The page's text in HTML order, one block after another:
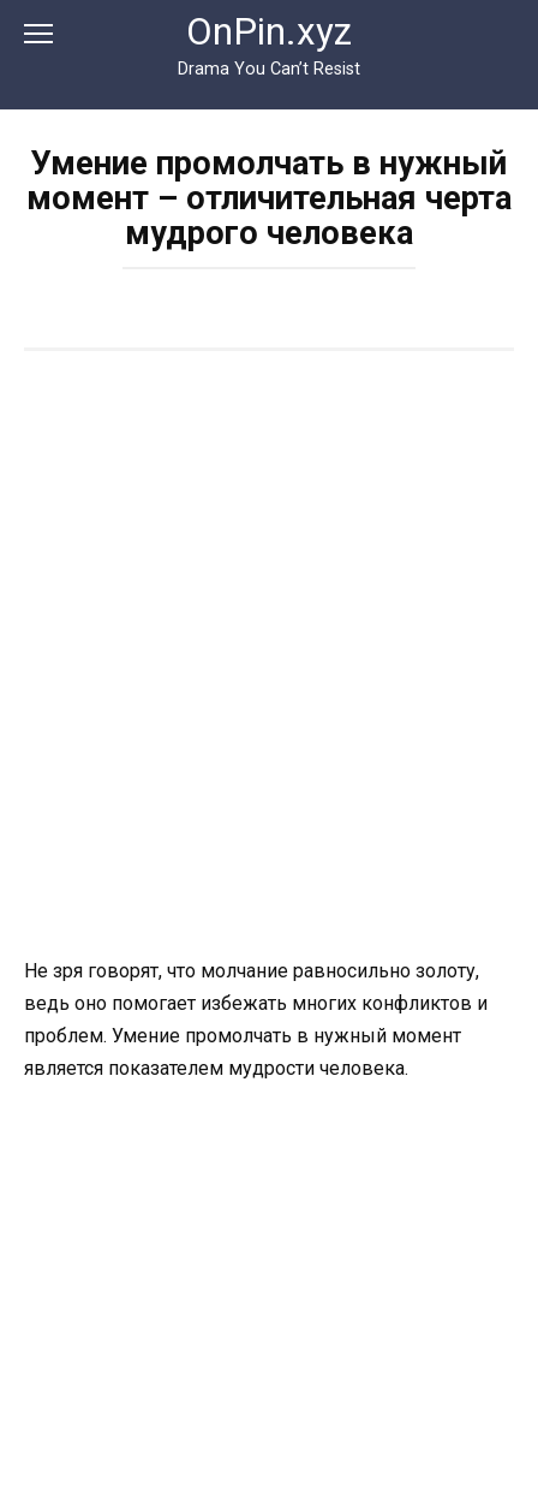
OnPin.xyz
Drama You Can’t Resist
Умение промолчать в нужный
момент – отличительная черта
мудрого человека
Не зря говорят, что молчание равносильно золоту,
ведь оно помогает избежать многих конфликтов и
проблем. Умение промолчать в нужный момент
является показателем мудрости человека.